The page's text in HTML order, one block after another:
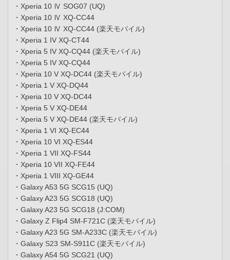
・Xperia 10 Ⅳ SOG07 (UQ)
・Xperia 10 Ⅳ XQ-CC44
・Xperia 10 Ⅳ XQ-CC44 (楽天モバイル)
・Xperia 1 IV XQ-CT44
・Xperia 5 IV XQ-CQ44 (楽天モバイル)
・Xperia 5 IV XQ-CQ44
・Xperia 10 V XQ-DC44 (楽天モバイル)
・Xperia 1 V XQ-DQ44
・Xperia 10 V XQ-DC44
・Xperia 5 V XQ-DE44
・Xperia 5 V XQ-DE44 (楽天モバイル)
・Xperia 1 VI XQ-EC44
・Xperia 10 VI XQ-ES44
・Xperia 1 VII XQ-FS44
・Xperia 10 VII XQ-FE44
・Xperia 1 VIII XQ-GE44
・Galaxy A53 5G SCG15 (UQ)
・Galaxy A23 5G SCG18 (UQ)
・Galaxy A23 5G SCG18 (J:COM)
・Galaxy Z Flip4 SM-F721C (楽天モバイル)
・Galaxy A23 5G SM-A233C (楽天モバイル)
・Galaxy S23 SM-S911C (楽天モバイル)
・Galaxy A54 5G SCG21 (UQ)